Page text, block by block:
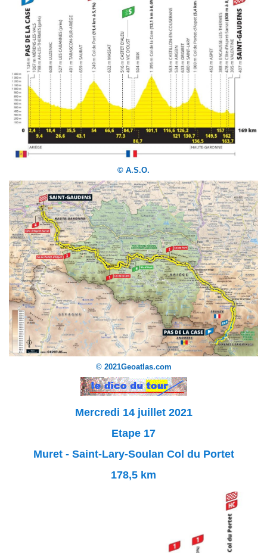
© A.S.O.
© 2021Geoatlas.com
Mercredi 14 juillet 2021
Etape 17
Muret - Saint-Lary-Soulan Col du Portet
178,5 km